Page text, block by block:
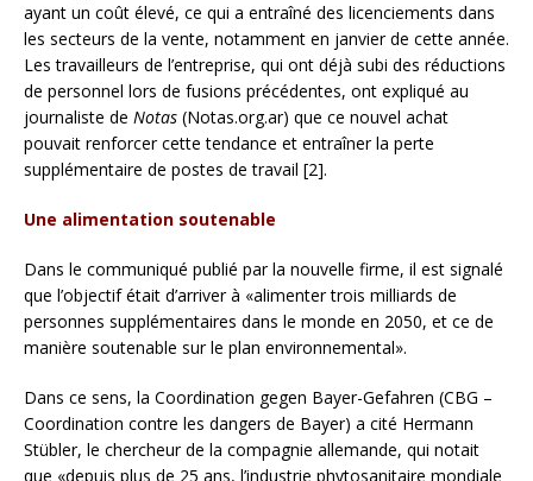
ayant un coût élevé, ce qui a entraîné des licenciements dans
les secteurs de la vente, notamment en janvier de cette année.
Les travailleurs de l’entreprise, qui ont déjà subi des réductions
de personnel lors de fusions précédentes, ont expliqué au
journaliste de Notas (Notas.org.ar) que ce nouvel achat
pouvait renforcer cette tendance et entraîner la perte
supplémentaire de postes de travail [2].
Une alimentation soutenable
Dans le communiqué publié par la nouvelle firme, il est signalé
que l’objectif était d’arriver à «alimenter trois milliards de
personnes supplémentaires dans le monde en 2050, et ce de
manière soutenable sur le plan environnemental».
Dans ce sens, la Coordination gegen Bayer-Gefahren (CBG –
Coordination contre les dangers de Bayer) a cité Hermann
Stübler, le chercheur de la compagnie allemande, qui notait
que «depuis plus de 25 ans, l’industrie phytosanitaire mondiale